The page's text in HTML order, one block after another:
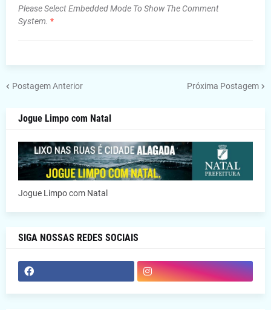
Please Select Embedded Mode To Show The Comment
System. *
Postagem Anterior Próxima Postagem
Jogue Limpo com Natal
Jogue Limpo com Natal
SIGA NOSSAS REDES SOCIAIS